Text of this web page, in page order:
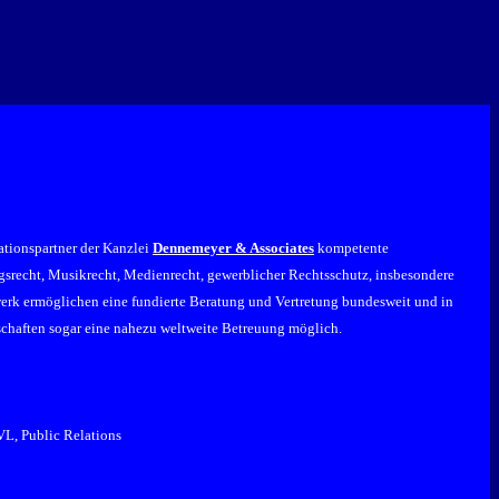
der Kanzlei Dennemeyer & Associates kompetente
Musikrecht, Medienrecht, gewerblicher Rechtsschutz, insbesondere
ermöglichen eine fundierte Beratung und Vertretung bundesweit und in
sogar eine nahezu weltweite Betreuung möglich.
Public Relations